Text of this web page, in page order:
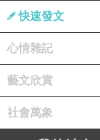
暨感恩派對大
發布會當天
自蒞臨指導，
質的建築防水
優質的結構
可以讓台灣的
快速發文
心情雜記
藝文欣賞
社會萬象